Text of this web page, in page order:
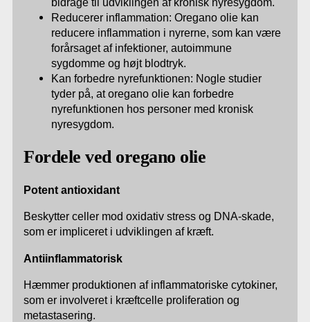
Reducerer inflammation: Oregano olie kan
reducere inflammation i nyrerne, som kan være
forårsaget af infektioner, autoimmune
sygdomme og højt blodtryk.
Kan forbedre nyrefunktionen: Nogle studier
tyder på, at oregano olie kan forbedre
nyrefunktionen hos personer med kronisk
nyresygdom.
Fordele ved oregano olie
Potent antioxidant
Beskytter celler mod oxidativ stress og DNA-skade,
som er impliceret i udviklingen af kræft.
Antiinflammatorisk
Hæmmer produktionen af inflammatoriske cytokiner,
som er involveret i kræftcelle proliferation og
metastasering.